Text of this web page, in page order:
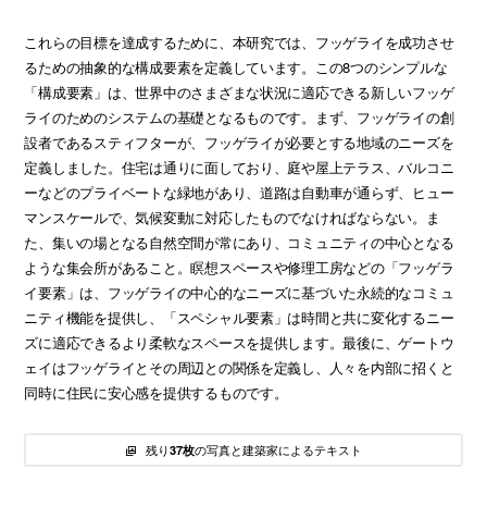
これらの目標を達成するために、本研究では、フッゲライを成功させ
るための抽象的な構成要素を定義しています。この8つのシンプルな
「構成要素」は、世界中のさまざまな状況に適応できる新しいフッゲ
ライのためのシステムの基礎となるものです。まず、フッゲライの創
設者であるスティフターが、フッゲライが必要とする地域のニーズを
定義しました。住宅は通りに面しており、庭や屋上テラス、バルコニ
ーなどのプライベートな緑地があり、道路は自動車が通らず、ヒュー
マンスケールで、気候変動に対応したものでなければならない。ま
た、集いの場となる自然空間が常にあり、コミュニティの中心となる
ような集会所があること。瞑想スペースや修理工房などの「フッゲラ
イ要素」は、フッゲライの中心的なニーズに基づいた永続的なコミュ
ニティ機能を提供し、「スペシャル要素」は時間と共に変化するニー
ズに適応できるより柔軟なスペースを提供します。最後に、ゲートウ
ェイはフッゲライとその周辺との関係を定義し、人々を内部に招くと
同時に住民に安心感を提供するものです。
残り37枚の写真と建築家によるテキスト